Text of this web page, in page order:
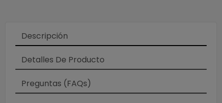
Descripción
Detalles De Producto
Preguntas (FAQs)